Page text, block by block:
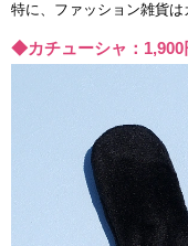
特に、ファッション雑貨
◆カチューシャ：1,900